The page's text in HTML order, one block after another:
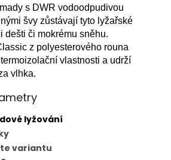
s DWR vodoodpudivou
švy zůstávají tyto lyžařské
dešti či mokrému sněhu.
z polyesterového rouna
vlastnosti a udrží
vlhka.
lyžování
variantu